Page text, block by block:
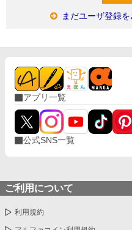
まだユーザ登録
アプリ一覧
公式SNS一覧
ご利用について
利用規約